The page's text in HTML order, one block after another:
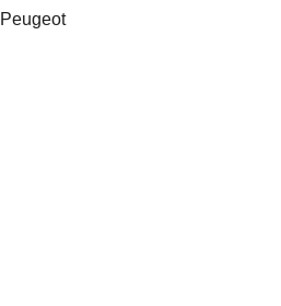
Peugeot